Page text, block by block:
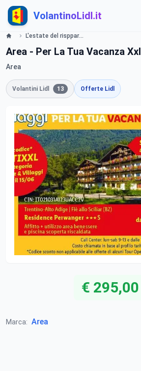
VolantinoLidl.it
L'estate del rispparmio Lidl
Area - Per La Tua Vacanza Xxl
Area
Volantini Lidl 13 Offerte Lidl
€ 295,00
Marca: Area